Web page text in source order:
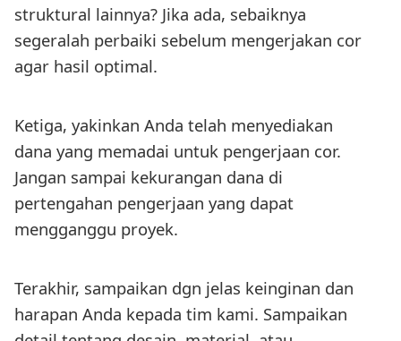
struktural lainnya? Jika ada, sebaiknya
segeralah perbaiki sebelum mengerjakan cor
agar hasil optimal.
Ketiga, yakinkan Anda telah menyediakan
dana yang memadai untuk pengerjaan cor.
Jangan sampai kekurangan dana di
pertengahan pengerjaan yang dapat
mengganggu proyek.
Terakhir, sampaikan dgn jelas keinginan dan
harapan Anda kepada tim kami. Sampaikan